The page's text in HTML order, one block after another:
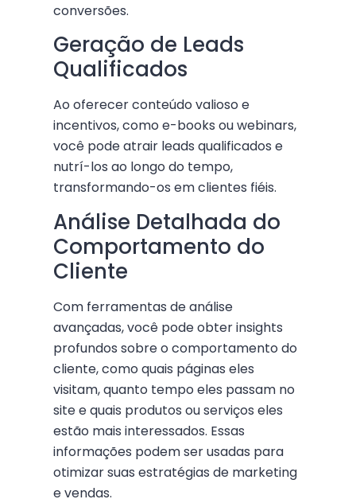
conversões.
Geração de Leads
Qualificados
Ao oferecer conteúdo valioso e
incentivos, como e-books ou webinars,
você pode atrair leads qualificados e
nutrí-los ao longo do tempo,
transformando-os em clientes fiéis.
Análise Detalhada do
Comportamento do
Cliente
Com ferramentas de análise
avançadas, você pode obter insights
profundos sobre o comportamento do
cliente, como quais páginas eles
visitam, quanto tempo eles passam no
site e quais produtos ou serviços eles
estão mais interessados. Essas
informações podem ser usadas para
otimizar suas estratégias de marketing
e vendas.